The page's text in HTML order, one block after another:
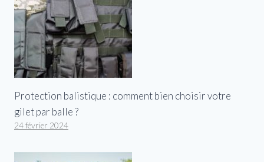
Protection balistique : comment bien choisir votre
gilet par balle ?
24 février 2024